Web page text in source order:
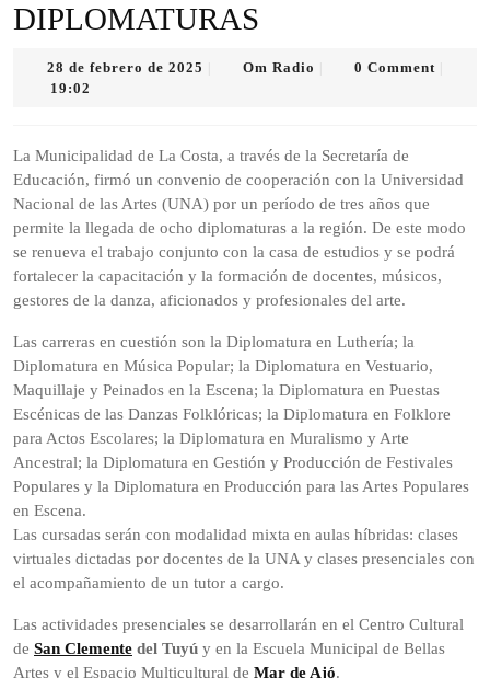
DIPLOMATURAS
28 de febrero de 2025
2025
Om Radio 0 Comment
19:02
La Municipalidad de La Costa, a través de la Secretaría de
Educación, firmó un convenio de cooperación con la Universidad
Nacional de las Artes (UNA) por un período de tres años que
permite la llegada de ocho diplomaturas a la región. De este modo
se renueva el trabajo conjunto con la casa de estudios y se podrá
fortalecer la capacitación y la formación de docentes, músicos,
gestores de la danza, aficionados y profesionales del arte.
Las carreras en cuestión son la Diplomatura en Luthería; la
Diplomatura en Música Popular; la Diplomatura en Vestuario,
Maquillaje y Peinados en la Escena; la Diplomatura en Puestas
Escénicas de las Danzas Folklóricas; la Diplomatura en Folklore
para Actos Escolares; la Diplomatura en Muralismo y Arte
Ancestral; la Diplomatura en Gestión y Producción de Festivales
Populares y la Diplomatura en Producción para las Artes Populares
en Escena.
Las cursadas serán con modalidad mixta en aulas híbridas: clases
virtuales dictadas por docentes de la UNA y clases presenciales con
el acompañamiento de un tutor a cargo.
Las actividades presenciales se desarrollarán en el Centro Cultural
de San Clemente del Tuyú y en la Escuela Municipal de Bellas
Artes y el Espacio Multicultural de Mar de Ajó.